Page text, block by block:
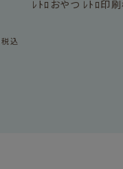
税込
ﾚﾄﾛおやつ ﾚﾄﾛ印